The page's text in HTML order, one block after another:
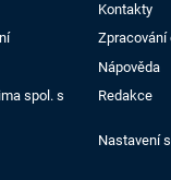
Kontakty
Zpracování
Nápověda
spol. s
Redakce
Nastavení